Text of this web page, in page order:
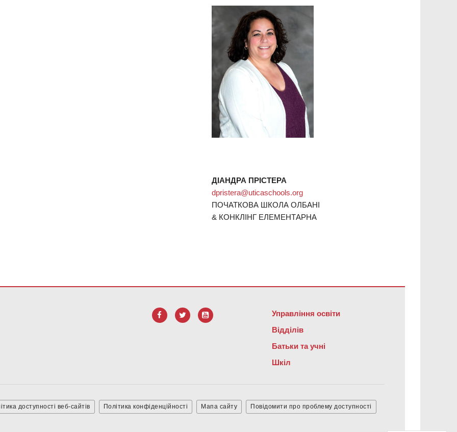
ДІАНДРА ПРІСТЕРА
dpristera@uticaschools.org
ПОЧАТКОВА ШКОЛА ОЛБАНІ
& КОНКЛІНГ ЕЛЕМЕНТАРНА
Управління освіти
Відділів
Батьки та учні
Шкіл
доступності веб-сайтів Політика конфіденційності Мапа сайту Повідомити про проблему доступності